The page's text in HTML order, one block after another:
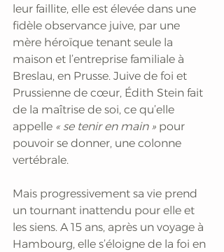
leur faillite, elle est élevée dans une
fidèle observance juive, par une
mère héroïque tenant seule la
maison et l’entreprise familiale à
Breslau, en Prusse. Juive de foi et
Prussienne de cœur, Édith Stein fait
de la maîtrise de soi, ce qu’elle
appelle « se tenir en main » pour
pouvoir se donner, une colonne
vertébrale.
Mais progressivement sa vie prend
un tournant inattendu pour elle et
les siens. A 15 ans, après un voyage à
Hambourg, elle s’éloigne de la foi en